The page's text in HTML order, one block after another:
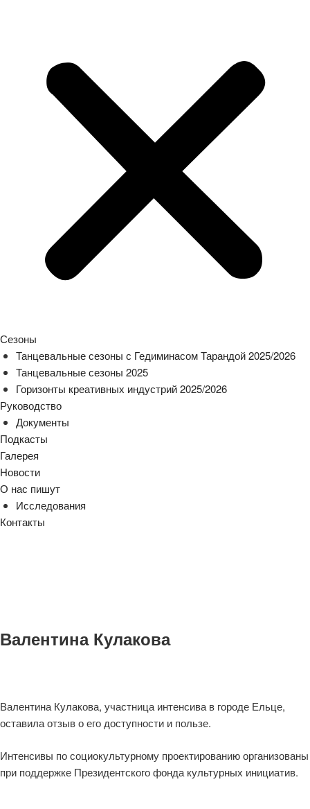
Сезоны
Танцевальные сезоны с Гедиминасом Тарандой 2025/2026
Танцевальные сезоны 2025
Горизонты креативных индустрий 2025/2026
Руководство
Документы
Подкасты
Галерея
Новости
О нас пишут
Исследования
Контакты
Валентина Кулакова
Валентина Кулакова, участница интенсива в городе Ельце,
оставила отзыв о его доступности и пользе.
Интенсивы по социокультурному проектированию организованы
при поддержке Президентского фонда культурных инициатив.